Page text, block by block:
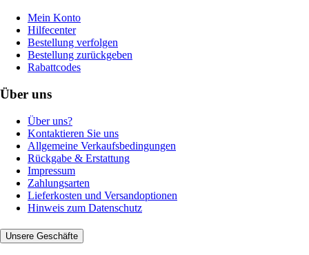
Mein Konto
Hilfecenter
Bestellung verfolgen
Bestellung zurückgeben
Rabattcodes
Über uns
Über uns?
Kontaktieren Sie uns
Allgemeine Verkaufsbedingungen
Rückgabe & Erstattung
Impressum
Zahlungsarten
Lieferkosten und Versandoptionen
Hinweis zum Datenschutz
Unsere Geschäfte